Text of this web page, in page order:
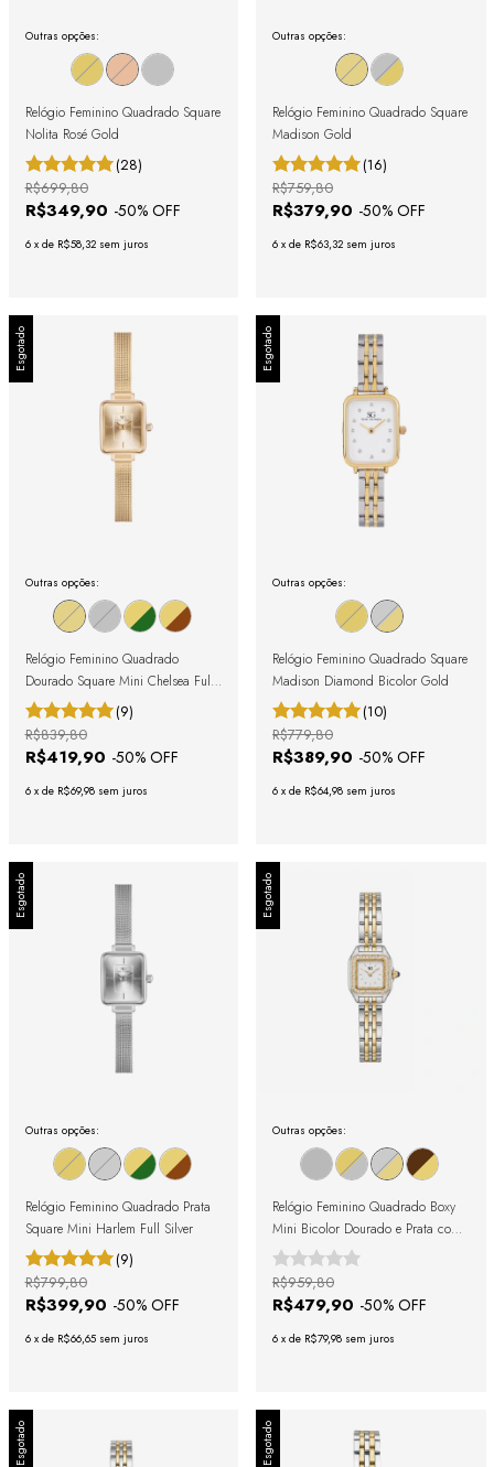
Outras opções:
Relógio Feminino Quadrado Square
Nolita Rosé Gold
(28)
R$349,90 -50% OFF
R$699,80
6 x de R$58,32 sem juros
Outras opções:
Relógio Feminino Quadrado Square
Madison Gold
(16)
R$379,90 -50% OFF
R$759,80
6 x de R$63,32 sem juros
Esgotado
Outras opções:
Relógio Feminino Quadrado
Dourado Square Mini Chelsea Full
Gold
(9)
R$419,90 -50% OFF
R$839,80
6 x de R$69,98 sem juros
Esgotado
Outras opções:
Relógio Feminino Quadrado Square
Madison Diamond Bicolor Gold
(10)
R$389,90 -50% OFF
R$779,80
6 x de R$64,98 sem juros
Esgotado
Outras opções:
Relógio Feminino Quadrado Prata
Square Mini Harlem Full Silver
(9)
R$399,90 -50% OFF
R$799,80
6 x de R$66,65 sem juros
Esgotado
Outras opções:
Relógio Feminino Quadrado Boxy
Mini Bicolor Dourado e Prata com
Cristais Cravejados
R$479,90 -50% OFF
R$959,80
6 x de R$79,98 sem juros
Esgotado Esgotado